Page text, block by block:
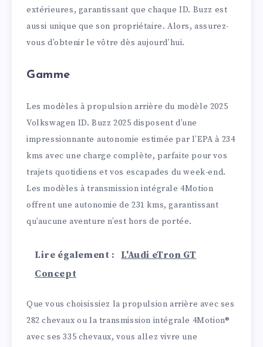
extérieures, garantissant que chaque ID. Buzz est
aussi unique que son propriétaire. Alors, assurez-
vous d’obtenir le vôtre dès aujourd’hui.
Gamme
Les modèles à propulsion arrière du modèle 2025
Volkswagen ID. Buzz 2025 disposent d’une
impressionnante autonomie estimée par l’EPA à 234
kms avec une charge complète, parfaite pour vos
trajets quotidiens et vos escapades du week-end.
Les modèles à transmission intégrale 4Motion
offrent une autonomie de 231 kms, garantissant
qu’aucune aventure n’est hors de portée.
Lire également :
L'Audi eTron GT
Concept
Que vous choisissiez la propulsion arrière avec ses
282 chevaux ou la transmission intégrale 4Motion®
avec ses 335 chevaux, vous allez vivre une